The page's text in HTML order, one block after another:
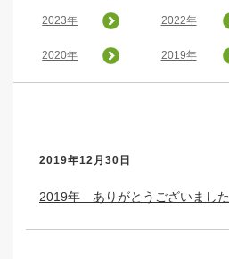
2023年 2022年
2020年 2019年
2019年12月30日
2019年 ありがとうございました